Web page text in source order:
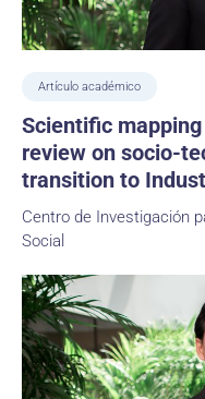
Artículo académico
Scientific
review on socio-
transition to
Centro de Investigación
Social